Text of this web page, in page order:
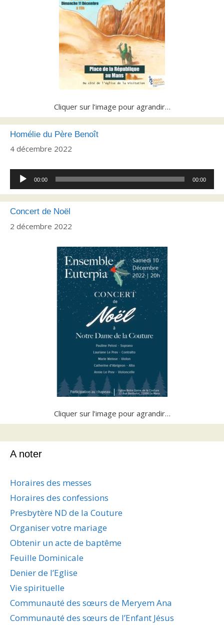
Cliquer sur l’image pour agrandir…
Homélie du Père Benoît
4 décembre 2022
Lecteur
audio
00:00 00:00
Concert de Noël
2 décembre 2022
Cliquer sur l’image pour agrandir…
A noter
Horaires des messes
Horaires des confessions
Presbytère ND de la Couture
Organiser votre mariage
Obtenir un acte de baptême
Feuille Dominicale
Denier de l’Eglise
Vie spirituelle
Communauté des sœurs de Meryem Ana
Communauté des sœurs de l’Enfant Jésus